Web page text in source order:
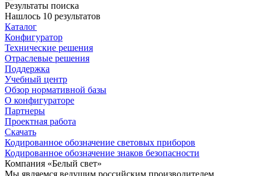
Результаты поиска
Нашлось 10 результатов
Каталог
Конфигуратор
Технические решения
Отраслевые решения
Поддержка
Учебный центр
Обзор нормативной базы
О конфигураторе
Партнеры
Проектная работа
Скачать
Кодированное обозначение световых приборов
Кодированное обозначение знаков безопасности
Компания «Белый свет»
Мы являемся ведущим российским производителем